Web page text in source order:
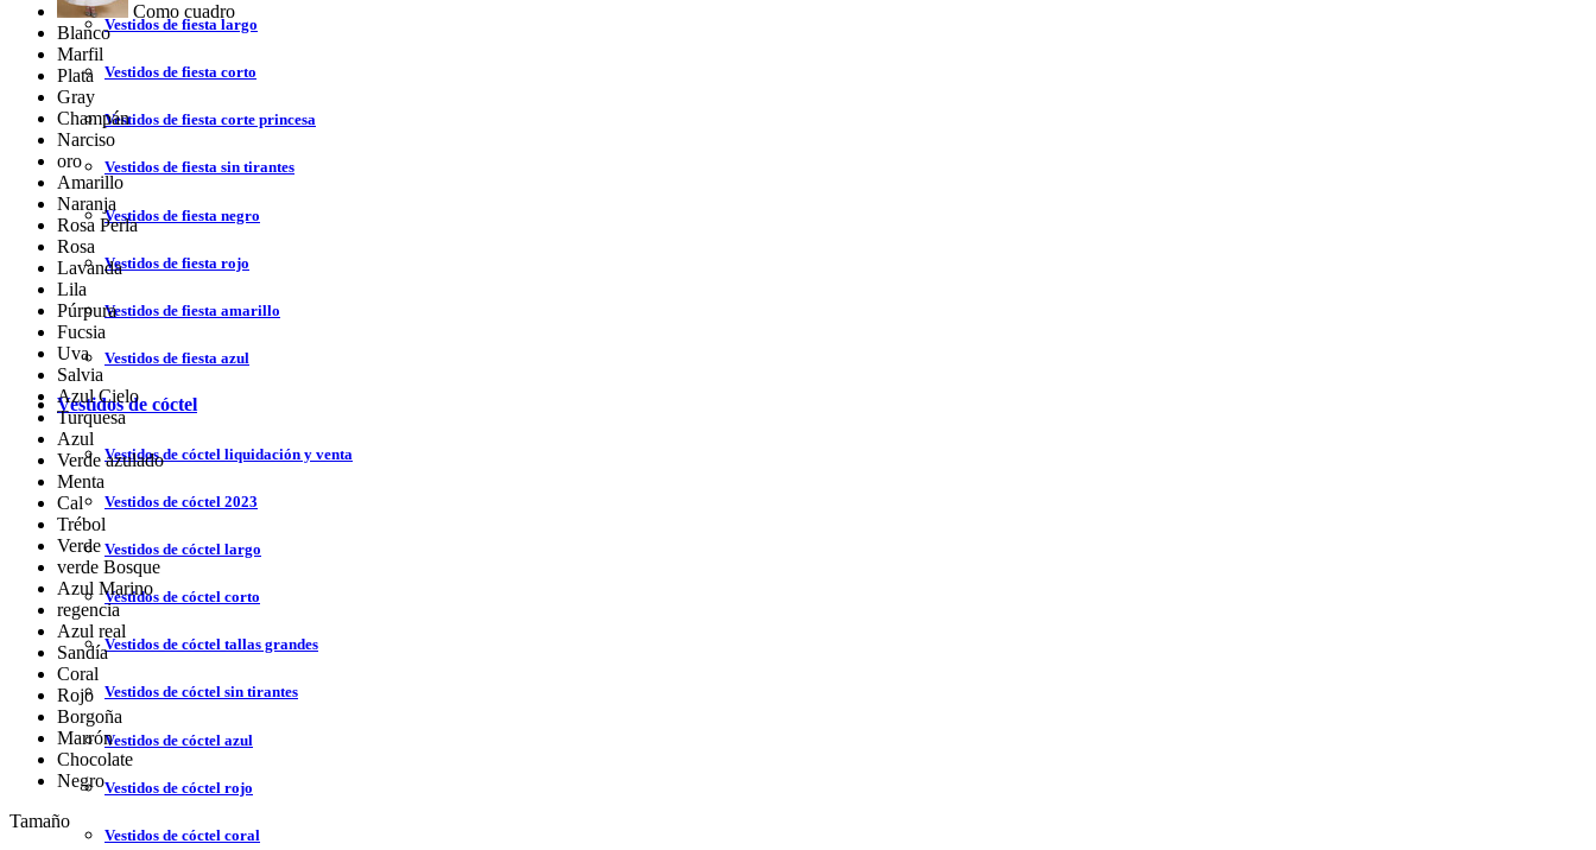
Vestidos de fiesta largo
Vestidos de fiesta corto
Vestidos de fiesta corte princesa
Vestidos de fiesta sin tirantes
Vestidos de fiesta negro
Vestidos de fiesta rojo
Vestidos de fiesta amarillo
Vestidos de fiesta azul
Vestidos de cóctel
Vestidos de cóctel liquidación y venta
Vestidos de cóctel 2023
Vestidos de cóctel largo
Vestidos de cóctel corto
Vestidos de cóctel tallas grandes
Vestidos de cóctel sin tirantes
Vestidos de cóctel azul
Vestidos de cóctel rojo
Vestidos de cóctel coral
Como cuadro
Blanco
Marfil
Plata
Gray
Champán
Narciso
oro
Amarillo
Naranja
Rosa Perla
Rosa
Lavanda
Lila
Púrpura
Fucsia
Uva
Salvia
Azul Cielo
Turquesa
Azul
Verde azulado
Menta
Cal
Trébol
Verde
verde Bosque
Azul Marino
regencia
Azul real
Sandía
Coral
Rojo
Borgoña
Marrón
Chocolate
Negro
Tamaño